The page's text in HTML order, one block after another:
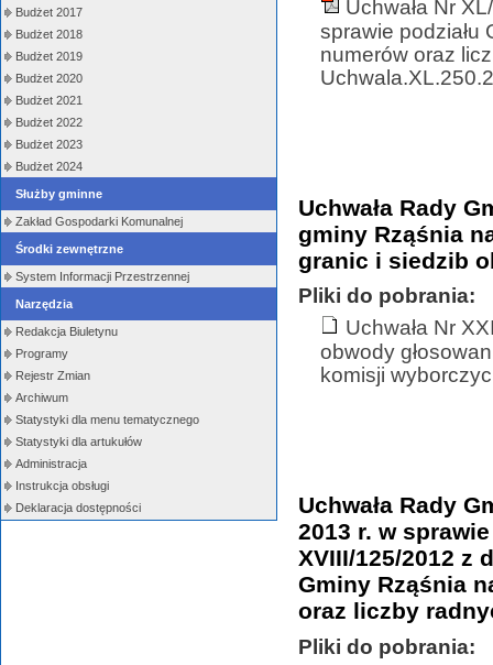
Budżet 2017
Budżet 2018
Budżet 2019
Budżet 2020
Budżet 2021
Budżet 2022
Budżet 2023
Budżet 2024
Służby gminne
Zakład Gospodarki Komunalnej
Środki zewnętrzne
System Informacji Przestrzennej
Narzędzia
Redakcja Biuletynu
Programy
Rejestr Zmian
Archiwum
Statystyki dla menu tematycznego
Statystyki dla artukułów
Administracja
Instrukcja obsługi
Deklaracja dostępności
Uchwała Nr
sprawie podziału
numerów oraz
Uchwała Rady
gminy Rząśnia
granic i siedzib
Pliki do pobrania:
Uchwała Nr
obwody
komisji
Uchwała Rady
2013 r. w
XVIII/125/2012 z
Gminy Rząśnia
oraz liczby
Pliki do pobrania: